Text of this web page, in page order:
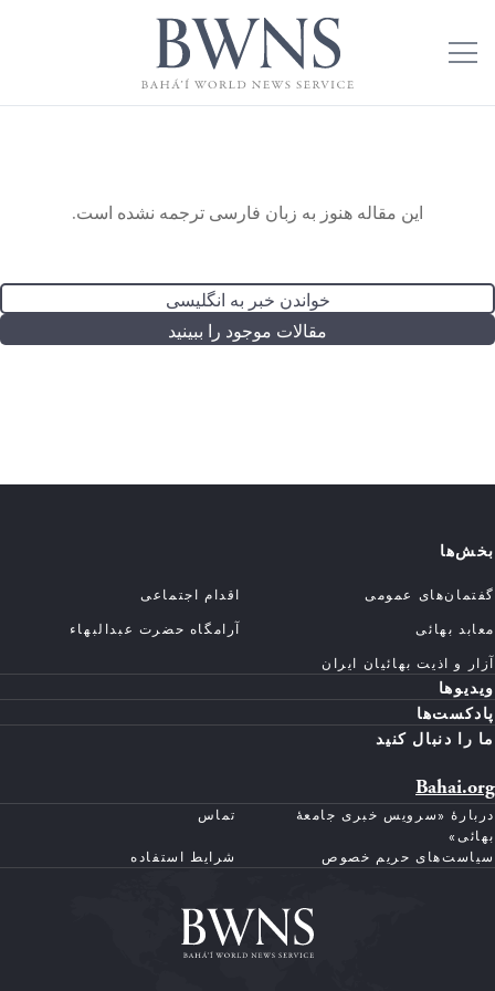
این مقاله هنوز به زبان فارسی ترجمه نشده است.
خواندن خبر به انگلیسی
مقالات موجود را ببینید
بخش‌ها
گفتمان‌های عمومی
اقدام اجتماعی
معابد بهائی
آرامگاه حضرت عبدالبهاء
آزار و اذیت بهائیان ایران
ویدیوها
پادکست‌ها
ما را دنبال کنید
Bahai.org
دربارهٔ «سرویس خبری جامعهٔ
بهائی»
تماس
سیاست‌های حریم خصوص شرایط استفاده